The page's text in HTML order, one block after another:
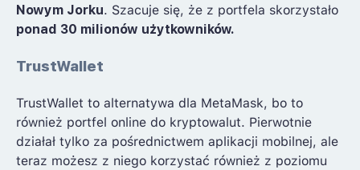
Nowym Jorku. Szacuje się, że z portfela skorzystało
ponad 30 milionów użytkowników.
TrustWallet
TrustWallet to alternatywa dla MetaMask, bo to
również portfel online do kryptowalut. Pierwotnie
działał tylko za pośrednictwem aplikacji mobilnej, ale
teraz możesz z niego korzystać również z poziomu